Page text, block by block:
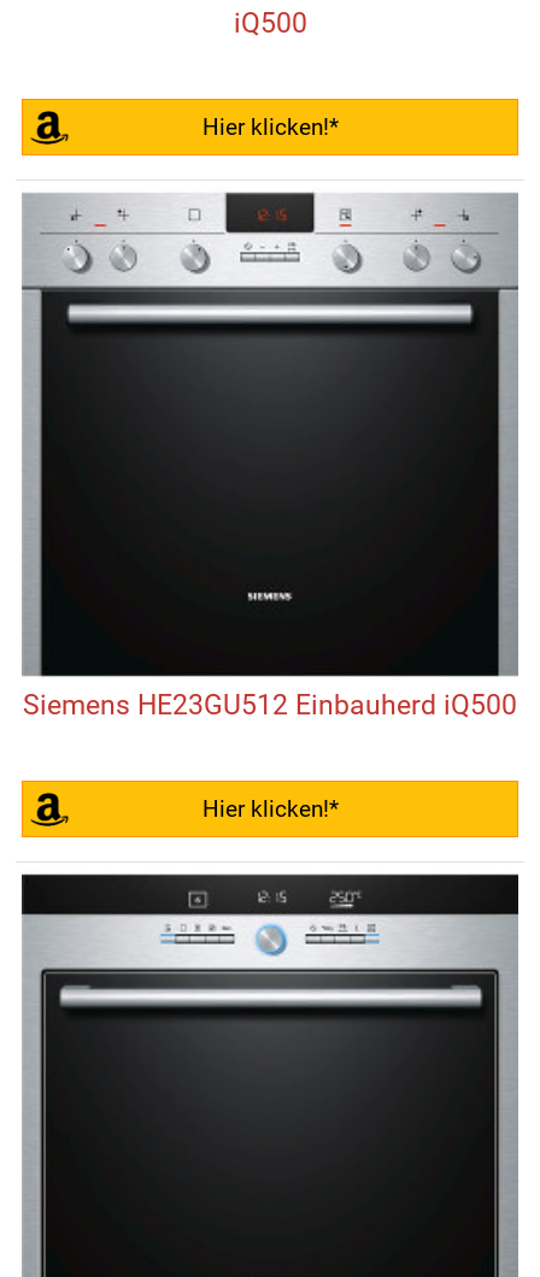
iQ500
Hier klicken!*
Siemens HE23GU512 Einbauherd iQ500
Hier klicken!*